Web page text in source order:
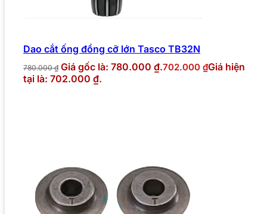
Dao cắt ống đồng cỡ lớn Tasco TB32N
780.000₫ Giá gốc là: 780.000 ₫.702.000 ₫Giá hiện
tại là: 702.000 ₫.